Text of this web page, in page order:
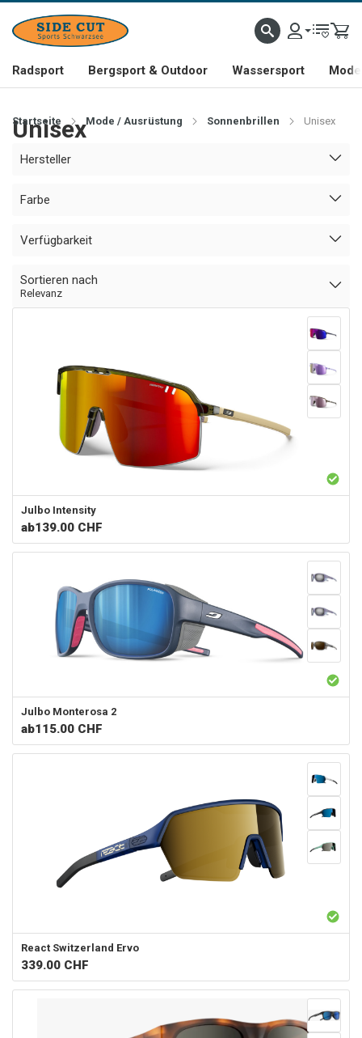
Radsport Bergsport & Outdoor Wassersport
Startseite Mode / Ausrüstung Sonnenbrillen Unisex
Unisex
Hersteller
Farbe
Verfügbarkeit
Sortieren nach
Relevanz
Julbo Intensity
ab139.00 CHF
Julbo Monterosa 2
ab115.00 CHF
React Switzerland Ervo
339.00 CHF